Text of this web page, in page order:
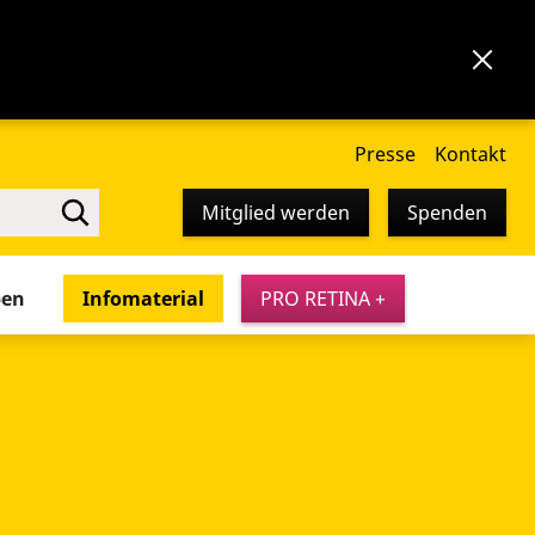
Presse Kontakt
Mitglied werden Spenden
Infomaterial PRO RETINA +